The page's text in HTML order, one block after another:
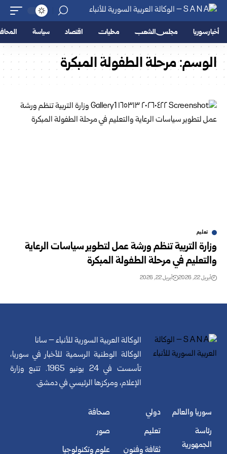
أخبار سوريا مجلس الشعب محليات اقتصاد سياسة
الوسم:مرحلة الطفولة المبكرة
تعليم
وزارة التربية تنظم ورشة عمل لتطوير سياسات الرعاية
والتعليم في مرحلة الطفولة المبكرة
أبريل 22, 2026 أبريل 22, 2026
الوكالة العربية السورية للأنباء – سانا
الوكالة الوطنية الرسمية للأخبار في سوريا،
تأسست في 24 يونيو 1965. تتبع وزارة
الإعلام، ومركزها الرئيسي في دمشق.
سوريا والعالم
رئاسة
الجمهورية
دولي
تعليم
ثقافة وفنون
صحافة
صور
علوم وتكنولوجيا